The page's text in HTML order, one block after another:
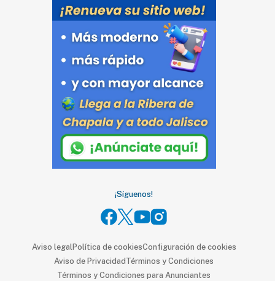
SUSCRIPTORES
Contáctanos
¡Síguenos!
Aviso legalPolítica de cookiesConfiguración de cookies
Aviso de Privacidad Términos y Condiciones
Términos y Condiciones para Anunciantes